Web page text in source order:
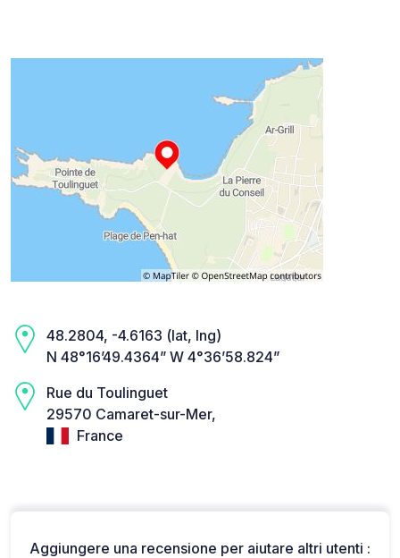
48.2804, -4.6163 (lat, lng)
N 48°16’49.4364” W 4°36’58.824”
Rue du Toulinguet
29570 Camaret-sur-Mer,
France
Aggiungere una recensione per aiutare altri utenti :